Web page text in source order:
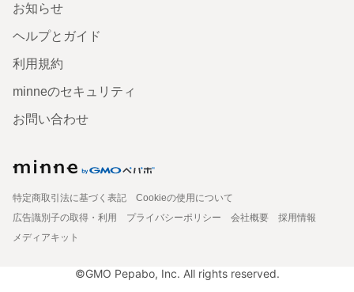
お知らせ
ヘルプとガイド
利用規約
minneのセキュリティ
お問い合わせ
特定商取引法に基づく表記
Cookieの使用について
広告識別子の取得・利用
プライバシーポリシー 会社概要
採用情報
メディアキット
©GMO Pepabo, Inc. All rights reserved.